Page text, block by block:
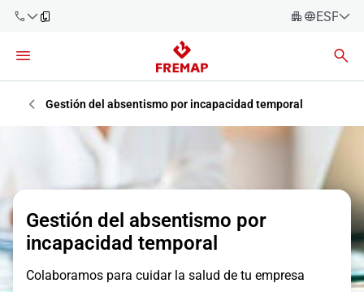
900 61 00
61
900 61 00
61
Español
Galego
Valencià
English
Trabajadores
Autónomos
Gestión del absentismo por incapacidad temporal
Gestión del absentismo por
incapacidad temporal
Colaboramos para cuidar la salud de tu empresa